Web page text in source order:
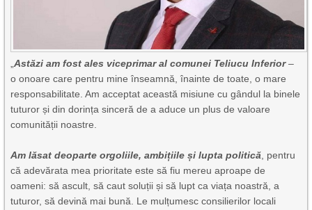
„Astăzi am fost ales viceprimar al comunei Teliucu Inferior –
o onoare care pentru mine înseamnă, înainte de toate, o mare
responsabilitate. Am acceptat această misiune cu gândul la binele
tuturor și din dorința sinceră de a aduce un plus de valoare
comunității noastre.
Am lăsat deoparte orgoliile, ambițiile și lupta politică, pentru
că adevărata mea prioritate este să fiu mereu aproape de
oameni: să ascult, să caut soluții și să lupt ca viața noastră, a
tuturor, să devină mai bună. Le mulțumesc consilierilor locali